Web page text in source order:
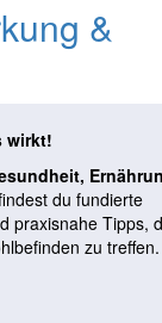
&
wirkt!
du fundierte
praxisnahe Tipps,
zu treffen.